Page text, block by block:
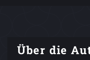
Über die